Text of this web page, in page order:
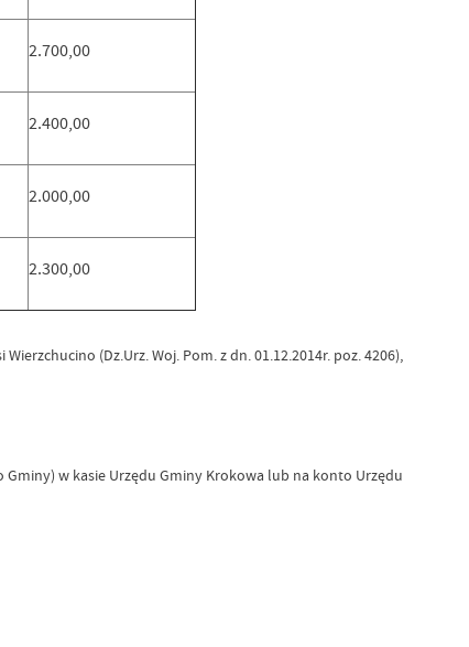
2.700,00
2.400,00
2.000,00
2.300,00
(Dz.Urz. Woj. Pom. z dn. 01.12.2014r. poz. 4206),
w kasie Urzędu Gminy Krokowa lub na konto Urzędu